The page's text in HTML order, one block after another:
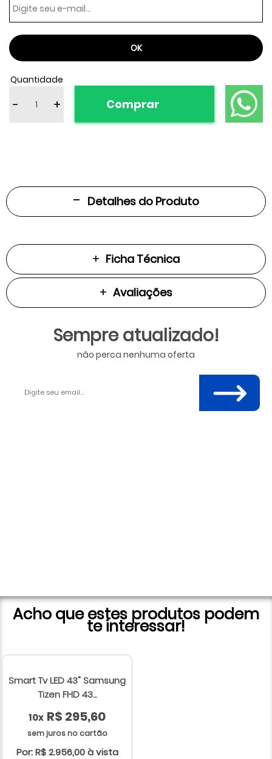
Quantidade
- + Comprar
Detalhes do Produto
Ficha Técnica
Avaliações
Sempre atualizado!
não perca nenhuma oferta
Acho que estes produtos podem
te interessar!
Smart Tv LED 43" Samsung
Tizen FHD 43...
10x R$ 295,60
sem juros no cartão
Por: R$ 2.956,00 à vista